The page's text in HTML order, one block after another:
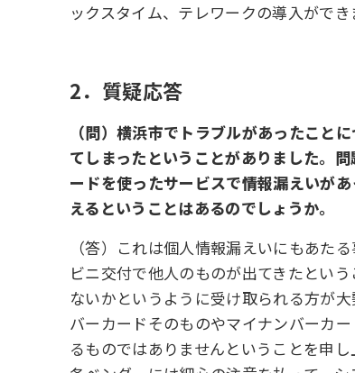
ックスタイム、テレワークの導入がで
2．質疑応答
（問）横浜市でトラブルがあったこと
てしまったということがありました。
ードを使ったサービスで情報漏えいが
えるということはあるのでしょうか。
（答）これは個人情報漏えいにもあた
ビニ交付で他人のものが出てきたとい
ないかというように受け取られる方が
バーカードそのものやマイナンバーカ
るものではありませんということを申